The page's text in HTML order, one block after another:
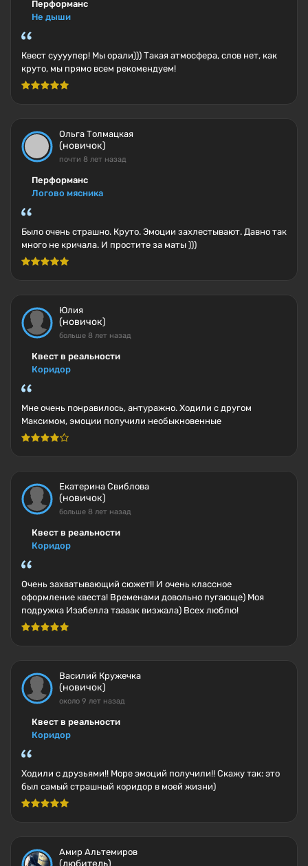
Перформанс
Не дыши
Квест суууупер! Мы орали))) Такая атмосфера, слов нет, как
круто, мы прямо всем рекомендуем!
Ольга Толмацкая
(новичок)
почти 8 лет назад
Перформанс
Логово мясника
Было очень страшно. Круто. Эмоции захлестывают. Давно так
много не кричала. И простите за маты )))
Юлия
(новичок)
больше 8 лет назад
Квест в реальности
Коридор
Мне очень понравилось, антуражно. Ходили с другом
Максимом, эмоции получили необыкновенные
Екатерина Свиблова
(новичок)
больше 8 лет назад
Квест в реальности
Коридор
Очень захватывающий сюжет!! И очень классное
оформление квеста! Временами довольно пугающе) Моя
подружка Изабелла таааак визжала) Всех люблю!
Василий Кружечка
(новичок)
около 9 лет назад
Квест в реальности
Коридор
Ходили с друзьями!! Море эмоций получили!! Скажу так: это
был самый страшный коридор в моей жизни)
Амир Альтемиров
(любитель)